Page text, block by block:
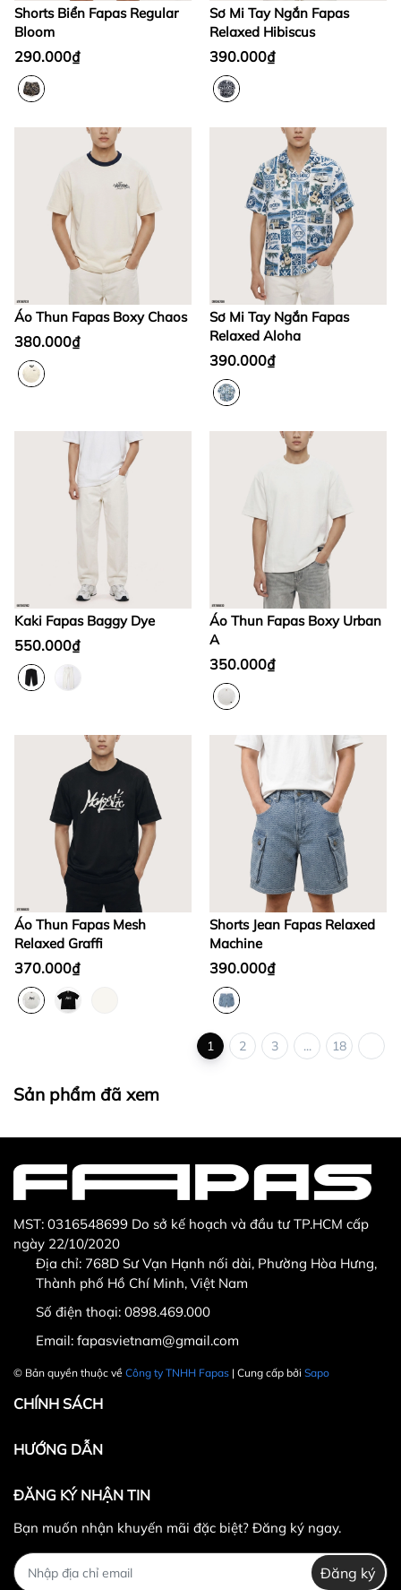
Shorts Biển Fapas Regular
Bloom
290.000₫
Sơ Mi Tay Ngắn Fapas
Relaxed Hibiscus
390.000₫
Áo Thun Fapas Boxy Chaos
380.000₫
Sơ Mi Tay Ngắn Fapas
Relaxed Aloha
390.000₫
Kaki Fapas Baggy Dye
550.000₫
Áo Thun Fapas Boxy Urban
A
350.000₫
Áo Thun Fapas Mesh
Relaxed Graffi
370.000₫
Shorts Jean Fapas Relaxed
Machine
390.000₫
1 2 3 ... 18
Sản phẩm đã xem
MST: 0316548699 Do sở kế hoạch và đầu tư TP.HCM cấp
ngày 22/10/2020
Địa chỉ: 768D Sư Vạn Hạnh nối dài, Phường Hòa Hưng,
Thành phố Hồ Chí Minh, Việt Nam
Số điện thoại: 0898.469.000
Email: fapasvietnam@gmail.com
© Bản quyền thuộc về Công ty TNHH Fapas | Cung cấp bởi Sapo
CHÍNH SÁCH
HƯỚNG DẪN
ĐĂNG KÝ NHẬN TIN
Bạn muốn nhận khuyến mãi đặc biệt? Đăng ký ngay.
Đăng ký